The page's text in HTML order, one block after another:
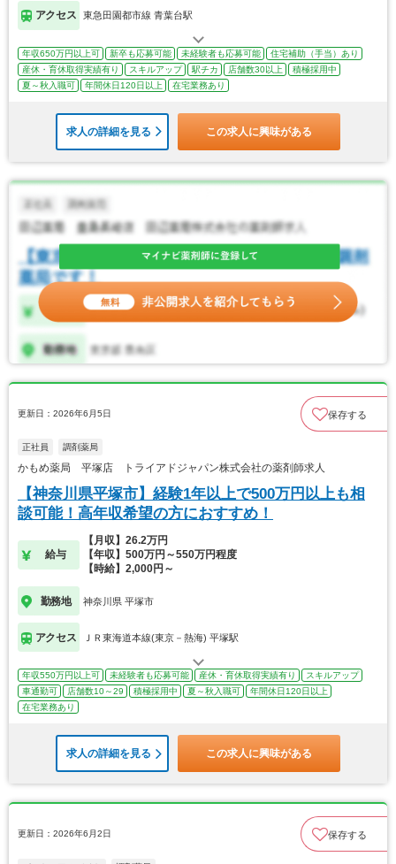
アクセス 東急田園都市線 青葉台駅
年収650万円以上可 新卒も応募可能 未経験者も応募可能
住宅補助（手当）あり
産休・育休取得実績有り
スキルアップ 駅チカ 店舗数30以上
積極採用中
夏～秋入職可
年間休日120日以上 在宅業務あり
求人の詳細を見る この求人に興味がある
更新日：2026年6月5日 保存する
正社員 調剤薬局
かもめ薬局 平塚店 トライアドジャパン株式会社の薬剤師求人
【神奈川県平塚市】経験1年以上で500万円以上も相
談可能！高年収希望の方におすすめ！
給与
【月収】26.2万円
【年収】500万円～550万円程度
【時給】2,000円～
勤務地 神奈川県 平塚市
アクセス ＪＲ東海道本線(東京－熱海) 平塚駅
年収550万円以上可 未経験者も応募可能 産休・育休取得実績有り
スキルアップ
車通勤可
店舗数10～29 積極採用中 夏～秋入職可
年間休日120日以上
在宅業務あり
求人の詳細を見る この求人に興味がある
更新日：2026年6月2日 保存する